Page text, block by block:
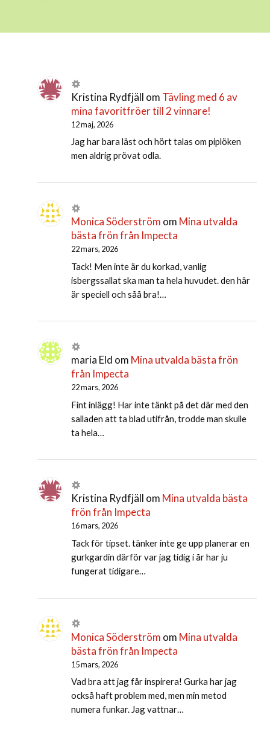
Kristina Rydfjäll om Tävling med 6 av
mina favoritfröer till 2 vinnare!
12 maj, 2026
Jag har bara läst och hört talas om piplöken
men aldrig prövat odla.
Monica Söderström om Mina utvalda
bästa frön från Impecta
22 mars, 2026
Tack! Men inte är du korkad, vanlig
isbergssallat ska man ta hela huvudet. den här
är speciell och såå bra!…
maria Eld om Mina utvalda bästa frön
från Impecta
22 mars, 2026
Fint inlägg! Har inte tänkt på det där med den
salladen att ta blad utifrån, trodde man skulle
ta hela…
Kristina Rydfjäll om Mina utvalda bästa
frön från Impecta
16 mars, 2026
Tack för tipset. tänker inte ge upp planerar en
gurkgardin därför var jag tidig i år har ju
fungerat tidigare…
Monica Söderström om Mina utvalda
bästa frön från Impecta
15 mars, 2026
Vad bra att jag får inspirera! Gurka har jag
också haft problem med, men min metod
numera funkar. Jag vattnar…